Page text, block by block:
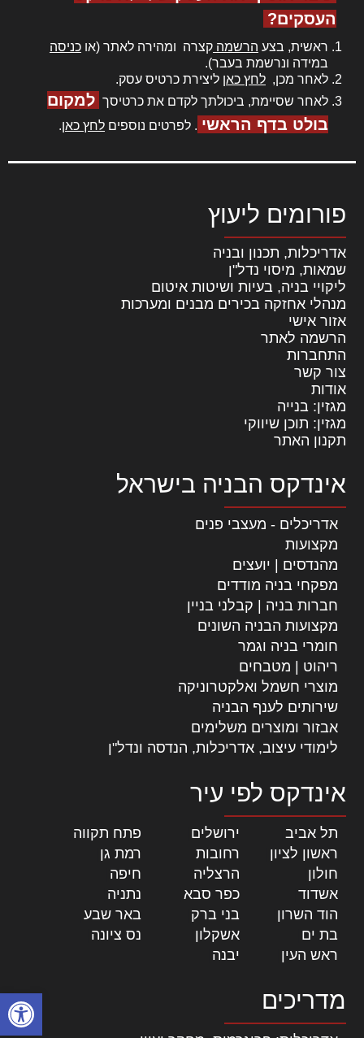
פתח
העסקים?
ראשית, בצע הרשמה קצרה ומהירה לאתר (או כניסה
במידה ונרשמת בעבר).
לאחר מכן, לחץ כאן ליצירת כרטיס עסק.
לאחר שסיימת, ביכולתך לקדם את כרטיסך למקום
בולט בדף הראשי . לפרטים נוספים לחץ כאן.
פורומים ליעוץ
אדריכלות, תכנון ובניה
שמאות, מיסוי נדל"ן
ליקויי בניה, בעיות ושיטות איטום
מנהלי אחזקה בכירים מבנים ומערכות
אזור אישי
הרשמה לאתר
התחברות
צור קשר
אודות
מגזין: בנייה
מגזין: תוכן שיווקי
תקנון האתר
אינדקס הבניה בישראל
אדריכלים - מעצבי פנים
מקצועות
מהנדסים | יועצים
מפקחי בניה מודדים
חברות בניה | קבלני בניין
מקצועות הבניה השונים
חומרי בניה וגמר
ריהוט | מטבחים
מוצרי חשמל ואלקטרוניקה
שירותים לענף הבניה
אבזור ומוצרים משלימים
לימודי עיצוב, אדריכלות, הנדסה ונדל"ן
אינדקס לפי עיר
תל אביב ירושלים פתח תקווה
ראשון לציון
רחובות רמת גן
חולון
הרצליה חיפה
אשדוד
כפר סבא נתניה
הוד השרון
בני ברק באר שבע
בת ים
אשקלון נס ציונה
ראש העין
יבנה
מדריכים